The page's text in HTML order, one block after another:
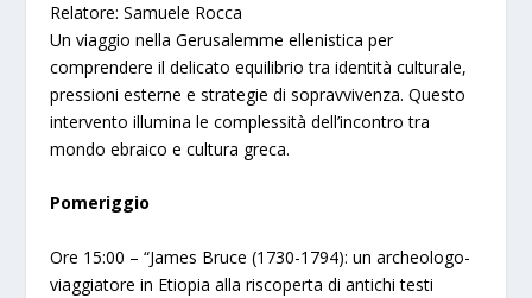
Relatore: Samuele Rocca
Un viaggio nella Gerusalemme ellenistica per
comprendere il delicato equilibrio tra identità culturale,
pressioni esterne e strategie di sopravvivenza. Questo
intervento illumina le complessità dell’incontro tra
mondo ebraico e cultura greca.
Pomeriggio
Ore 15:00 – “James Bruce (1730-1794): un archeologo-
viaggiatore in Etiopia alla riscoperta di antichi testi